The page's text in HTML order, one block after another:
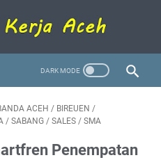
ACEH / BIREUEN /
/ SABANG / SALES / SMA
Penempatan